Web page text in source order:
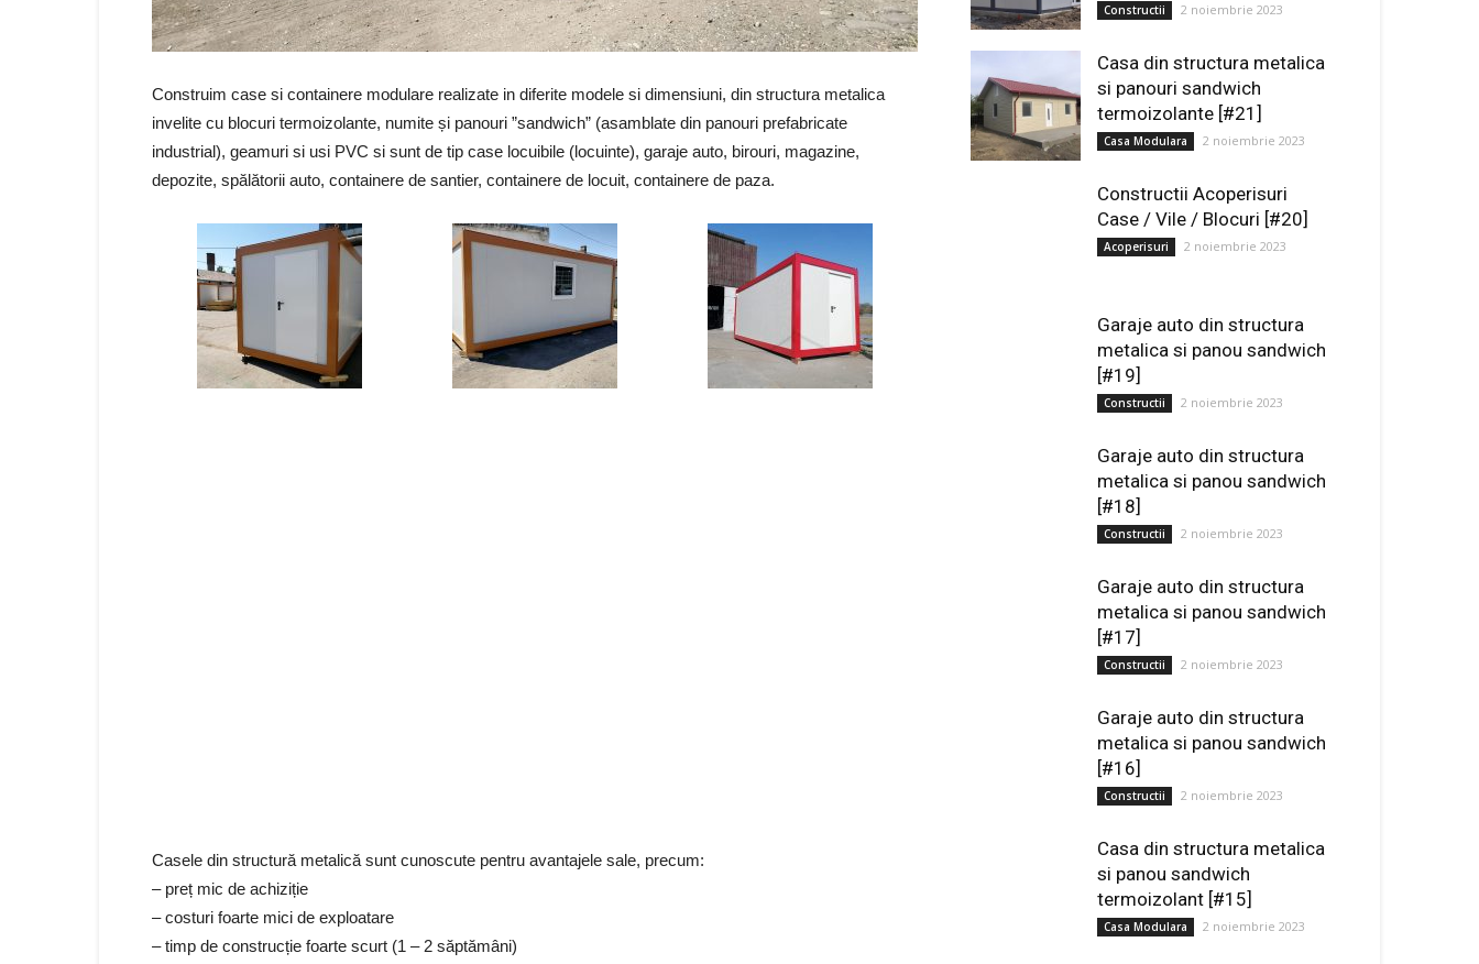
Construim case si containere modulare realizate in diferite modele si dimensiuni, din structura metalica
invelite cu blocuri termoizolante, numite și panouri ”sandwich” (asamblate din panouri prefabricate
industrial), geamuri si usi PVC si sunt de tip case locuibile (locuinte), garaje auto, birouri, magazine,
depozite, spălătorii auto, containere de santier, containere de locuit, containere de paza.
Casele din structură metalică sunt cunoscute pentru avantajele sale, precum:
– preț mic de achiziție
– costuri foarte mici de exploatare
– timp de construcție foarte scurt (1 – 2 săptămâni)
Constructii 2 noiembrie 2023
Casa din structura metalica
si panouri sandwich
termoizolante [#21]
Casa Modulara 2 noiembrie 2023
Constructii Acoperisuri
Case / Vile / Blocuri [#20]
Acoperisuri 2 noiembrie 2023
Garaje auto din structura
metalica si panou sandwich
[#19]
Constructii 2 noiembrie 2023
Garaje auto din structura
metalica si panou sandwich
[#18]
Constructii 2 noiembrie 2023
Garaje auto din structura
metalica si panou sandwich
[#17]
Constructii 2 noiembrie 2023
Garaje auto din structura
metalica si panou sandwich
[#16]
Constructii 2 noiembrie 2023
Casa din structura metalica
si panou sandwich
termoizolant [#15]
Casa Modulara 2 noiembrie 2023